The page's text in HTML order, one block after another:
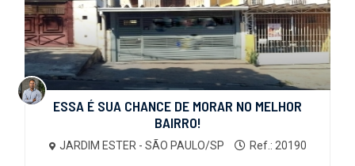
ESSA É SUA CHANCE DE MORAR NO MELHOR
BAIRRO!
JARDIM ESTER - SÃO PAULO/SP Ref.: 20190